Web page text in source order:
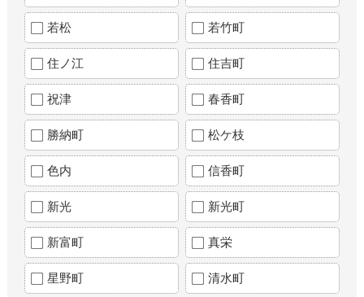
若松 若竹町
住ノ江 住吉町
祝津 春香町
勝納町 松ケ枝
色内 信香町
新光 新光町
新富町 真栄
星野町 清水町